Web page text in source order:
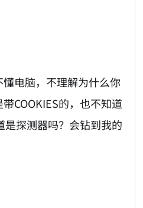
电脑，不理解为什么你
COOKIES的，也不知道
是探测器吗？会钻到我的